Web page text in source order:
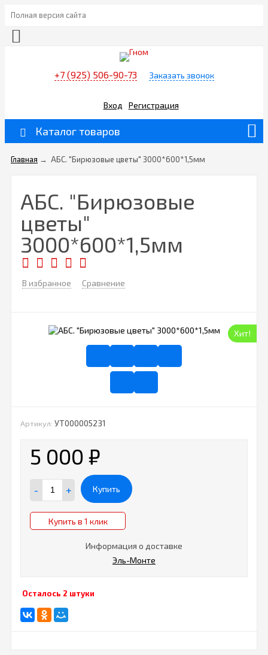
Полная версия сайта
+7 (925) 506-90-73 Заказать звонок
Вход Регистрация
Каталог товаров
Главная → АБС. "Бирюзовые цветы" 3000*600*1,5мм
АБС. "Бирюзовые
цветы"
3000*600*1,5мм
В избранное Сравнение
Хит!
Артикул: УТ000005231
5 000 ₽
- + Купить
Купить в 1 клик
Информация о доставке
Эль-Монте
Осталось 2 штуки